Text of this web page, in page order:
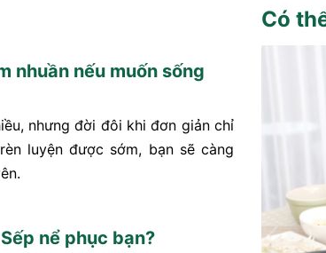
nhuần nếu muốn sống
nhưng đời đôi khi đơn giản chỉ
luyện được sớm, bạn sẽ càng
nể phục bạn?
Có